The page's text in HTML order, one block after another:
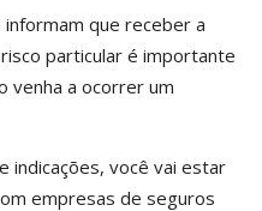
que receber a
particular é importante
venha a ocorrer um
indicações, você vai estar
empresas de seguros